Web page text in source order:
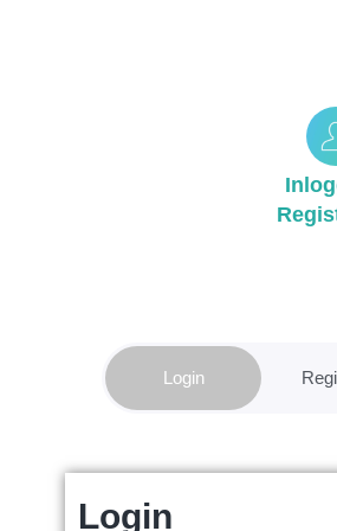
Login
Login
Koop een